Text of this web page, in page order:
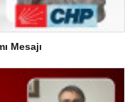
Mesajı